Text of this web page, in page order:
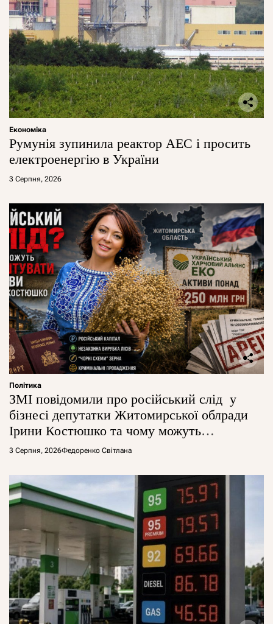
Економіка
Румунія зупинила реактор АЕС і просить
електроенергію в України
3 Серпня, 2026
Політика
ЗМІ повідомили про російський слід у
бізнесі депутатки Житомирської облради
Ірини Костюшко та чому можуть
арештувати її активи
3 Серпня, 2026Федоренко Світлана